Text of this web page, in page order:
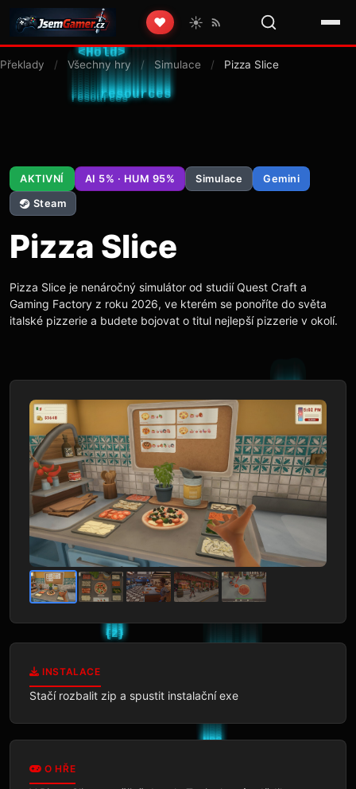
❤️ ☀️
Překlady / Všechny hry / Simulace / Pizza Slice
AKTIVNÍ AI 5% · HUM 95% Simulace Gemini
Steam
Pizza Slice
Pizza Slice je nenáročný simulátor od studií Quest Craft a
Gaming Factory z roku 2026, ve kterém se ponoříte do světa
italské pizzerie a budete bojovat o titul nejlepší pizzerie v okolí.
INSTALACE
Stačí rozbalit zip a spustit instalační exe
O HŘE